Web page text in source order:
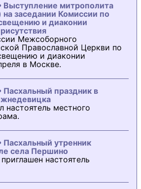
Выступление митрополита
заседании Комиссии по
и диаконии
Межсоборного
Православной Церкви по
и диаконии
в Москве.
Пасхальный праздник в
настоятель местного
Пасхальный утренник
села Першино
настоятель